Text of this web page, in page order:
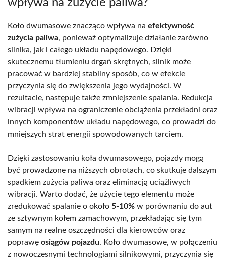
wpływa na zużycie paliwa?
Koło dwumasowe znacząco wpływa na efektywność
zużycia paliwa, ponieważ optymalizuje działanie zarówno
silnika, jak i całego układu napędowego. Dzięki
skutecznemu tłumieniu drgań skrętnych, silnik może
pracować w bardziej stabilny sposób, co w efekcie
przyczynia się do zwiększenia jego wydajności. W
rezultacie, następuje także zmniejszenie spalania. Redukcja
wibracji wpływa na ograniczenie obciążenia przekładni oraz
innych komponentów układu napędowego, co prowadzi do
mniejszych strat energii spowodowanych tarciem.
Dzięki zastosowaniu koła dwumasowego, pojazdy mogą
być prowadzone na niższych obrotach, co skutkuje dalszym
spadkiem zużycia paliwa oraz eliminacją uciążliwych
wibracji. Warto dodać, że użycie tego elementu może
zredukować spalanie o około 5-10% w porównaniu do aut
ze sztywnym kołem zamachowym, przekładając się tym
samym na realne oszczędności dla kierowców oraz
poprawę osiągów pojazdu. Koło dwumasowe, w połączeniu
z nowoczesnymi technologiami silnikowymi, przyczynia się